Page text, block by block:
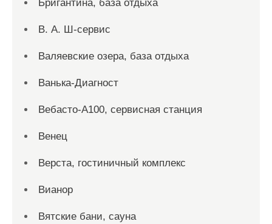
Бригантина, база отдыха
В. А. Ш-сервис
Валяевские озера, база отдыха
Ванька-Диагност
Вебасто-А100, сервисная станция
Венец
Верста, гостиничный комплекс
Вианор
Вятские бани, сауна